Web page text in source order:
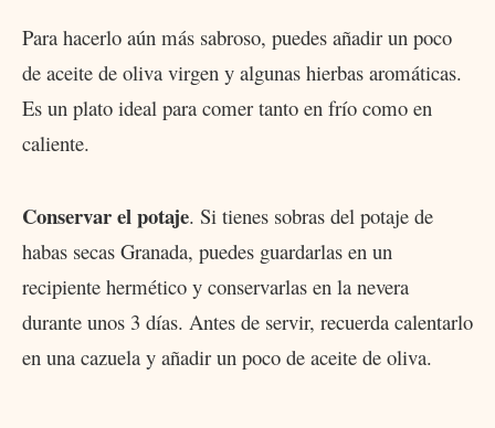
Para hacerlo aún más sabroso, puedes añadir un poco
de aceite de oliva virgen y algunas hierbas aromáticas.
Es un plato ideal para comer tanto en frío como en
caliente.
Conservar el potaje. Si tienes sobras del potaje de
habas secas Granada, puedes guardarlas en un
recipiente hermético y conservarlas en la nevera
durante unos 3 días. Antes de servir, recuerda calentarlo
en una cazuela y añadir un poco de aceite de oliva.